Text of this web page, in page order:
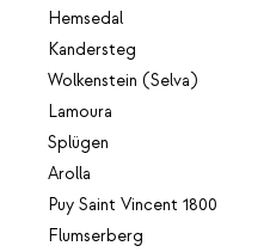
Hemsedal
Kandersteg
Wolkenstein (Selva)
Lamoura
Splügen
Arolla
Puy Saint Vincent 1800
Flumserberg